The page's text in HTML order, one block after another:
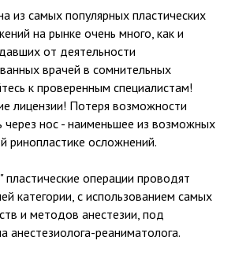
из самых популярных пластических
на рынке очень много, как и
от деятельности
врачей в сомнительных
к проверенным специалистам!
лицензии! Потеря возможности
нос - наименьшее из возможных
ринопластике осложнений.
операции проводят
категории, с использованием самых
и методов анестезии, под
анестезиолога-реаниматолога.